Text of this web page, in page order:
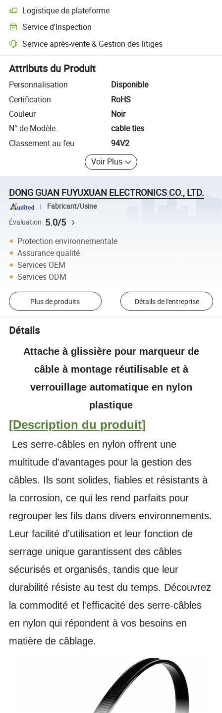
Logistique de plateforme
Suivi d'expédition plus clair avec des logistiques prises en charge par
Service d'Inspection
Inspection préalable à l'expédition optionnelle pour des contrôles de
Service après-vente & Gestion des litiges
Résolution des litiges assistée par la plateforme, y compris les
Attributs du Produit
Personnalisation
Disponible
Certification
RoHS
Couleur
Noir
N° de Modèle.
cable ties
Classement au feu
94V2
Voir Plus
DONG GUAN FUYUXUAN ELECTRONICS CO., LTD.
Fabricant/Usine
Évaluation 5.0/5
Protection environnementale
Assurance qualité
Services OEM
Services ODM
Plus de produits Détails de l'entreprise
Détails
Attache à glissière pour marqueur de
câble à montage réutilisable et à
verrouillage automatique en nylon
plastique
[Description du produit]
Les serre-câbles en nylon offrent une
multitude d'avantages pour la gestion des
câbles. Ils sont solides, fiables et résistants à
la corrosion, ce qui les rend parfaits pour
regrouper les fils dans divers environnements.
Leur facilité d'utilisation et leur fonction de
serrage unique garantissent des câbles
sécurisés et organisés, tandis que leur
durabilité résiste au test du temps. Découvrez
la commodité et l'efficacité des serre-câbles
en nylon qui répondent à vos besoins en
matière de câblage.